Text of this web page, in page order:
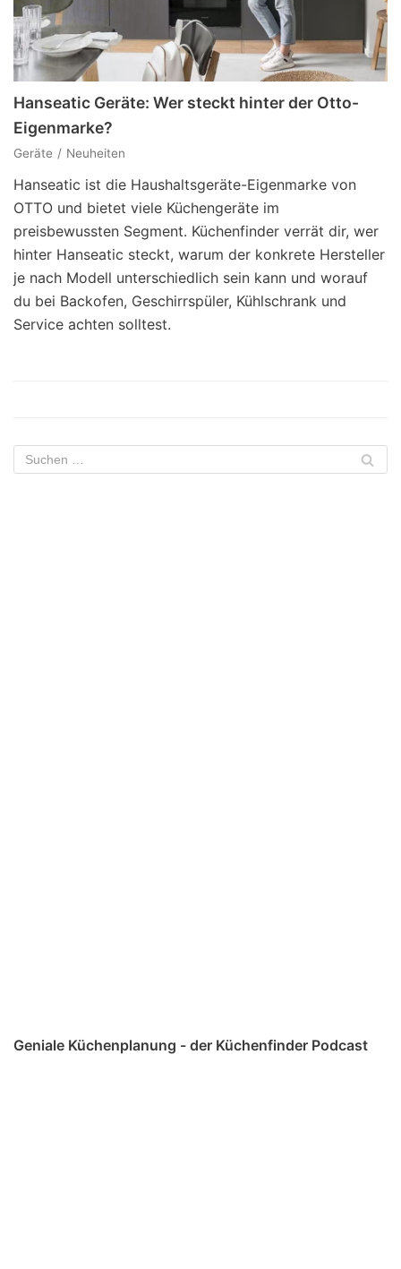
Hanseatic Geräte: Wer steckt hinter der Otto-
Eigenmarke?
Geräte Neuheiten
Hanseatic ist die Haushaltsgeräte-Eigenmarke von
OTTO und bietet viele Küchengeräte im
preisbewussten Segment. Küchenfinder verrät dir, wer
hinter Hanseatic steckt, warum der konkrete Hersteller
je nach Modell unterschiedlich sein kann und worauf
du bei Backofen, Geschirrspüler, Kühlschrank und
Service achten solltest.
Geniale Küchenplanung - der Küchenfinder Podcast